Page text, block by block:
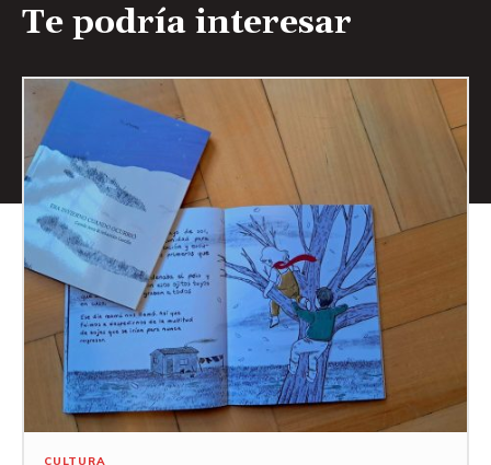
Te podría interesar
CULTURA